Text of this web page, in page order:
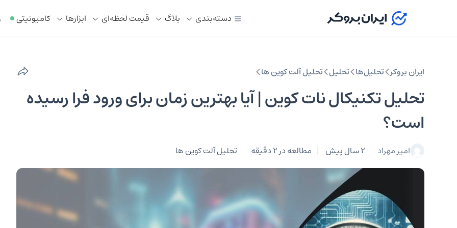
دسته‌بندی بلاگ قیمت لحظه‌ای ابزار‌ها کامیونیتی
ایران بروکر تحلیل‌ها تحلیل‌ تحلیل آلت کوین ها
تحلیل تکنیکال نات کوین | آیا بهترین زمان برای ورود فرا رسیده
است؟
امیر مهراد 2 سال پیش مطالعه در 2 دقیقه تحلیل آلت کوین ها